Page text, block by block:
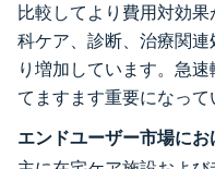
比較してより費用対効
科ケア、診断、治療関
り増加しています。急
てますます重要になって
エンドユーザー市場に